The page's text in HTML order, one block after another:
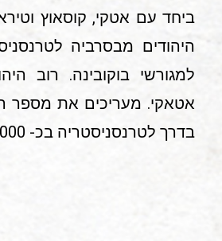
ביחד עם אטקי, קוסאוץ
היהודים מבסרביה
למגורשי בוקובינה. רוב
אטאקי. מעריכים את מספר
בדרך לטרנסניסטריה בכ- 25,000.